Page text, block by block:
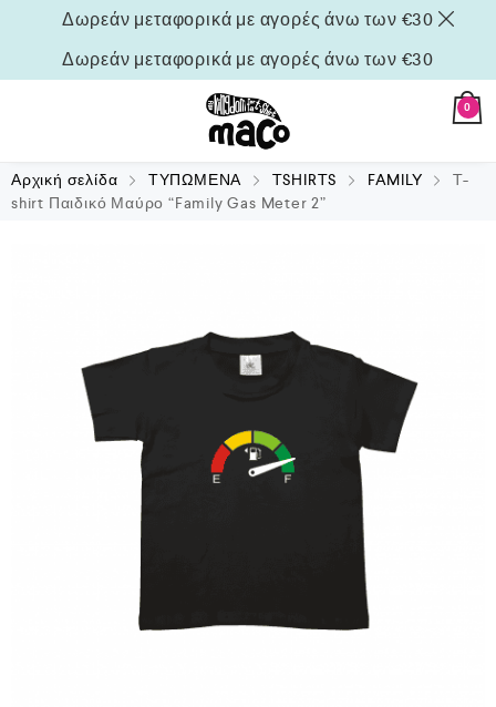
Δωρεάν μεταφορικά με αγορές άνω των €30
Δωρεάν μεταφορικά με αγορές άνω των €30
0
Αρχική σελίδα ΤΥΠΩΜΕΝΑ TSHIRTS FAMILY
T-
shirt Παιδικό Μαύρο “Family Gas Meter 2”